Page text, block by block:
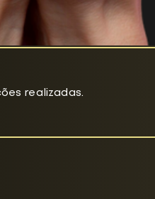
realizadas.